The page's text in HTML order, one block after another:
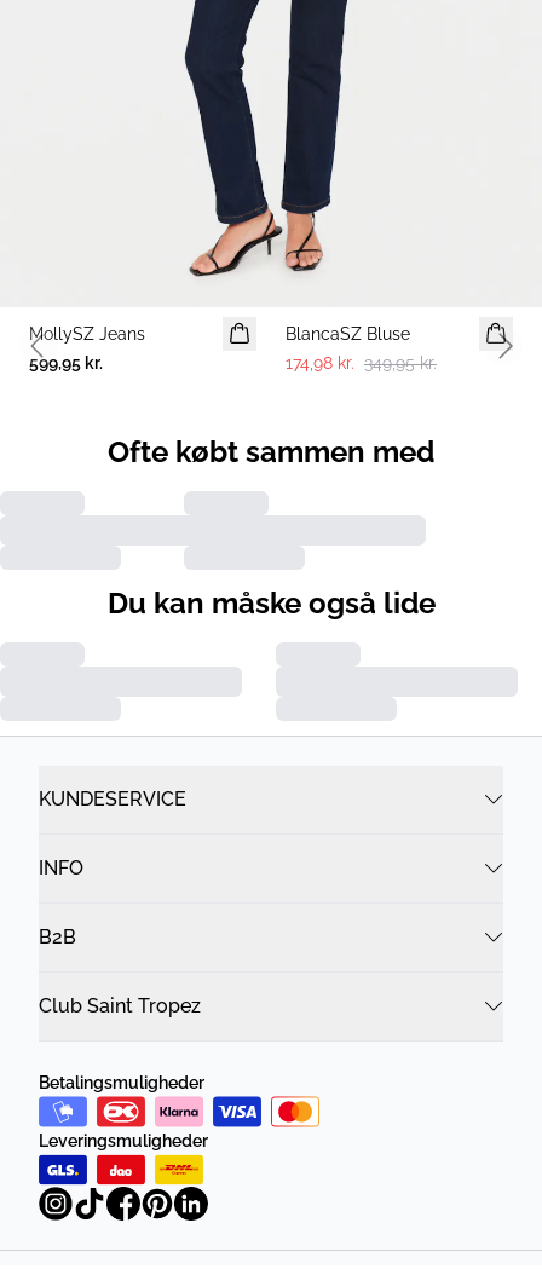
MollySZ Jeans
599,95 kr.
BlancaSZ Bluse
174,98 kr. 349,95 kr.
Previous slide
Ofte købt sammen med
Du kan måske også lide
KUNDESERVICE
INFO
B2B
Club Saint Tropez
Betalingsmuligheder
Leveringsmuligheder